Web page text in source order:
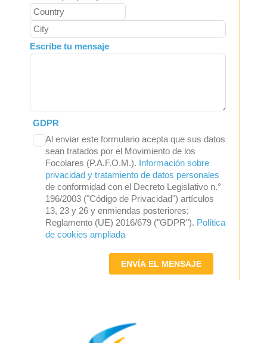
Escribe tu mensaje
GDPR
Al enviar este formulario acepta que sus datos
sean tratados por el Movimiento de los
Focolares (P.A.F.O.M.). Información sobre
privacidad y tratamiento de datos personales
de conformidad con el Decreto Legislativo n.°
196/2003 ("Código de Privacidad") artículos
13, 23 y 26 y enmiendas posteriores;
Reglamento (UE) 2016/679 ("GDPR"). Política
de cookies ampliada
ENVÍA EL MENSAJE